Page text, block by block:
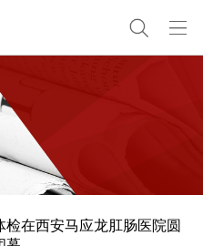
在西安马应龙肛肠医院圆